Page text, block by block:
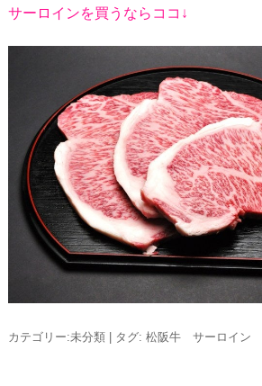
サーロインを買うならココ↓
カテゴリー:未分類 | タグ: 松阪牛 サーロイン